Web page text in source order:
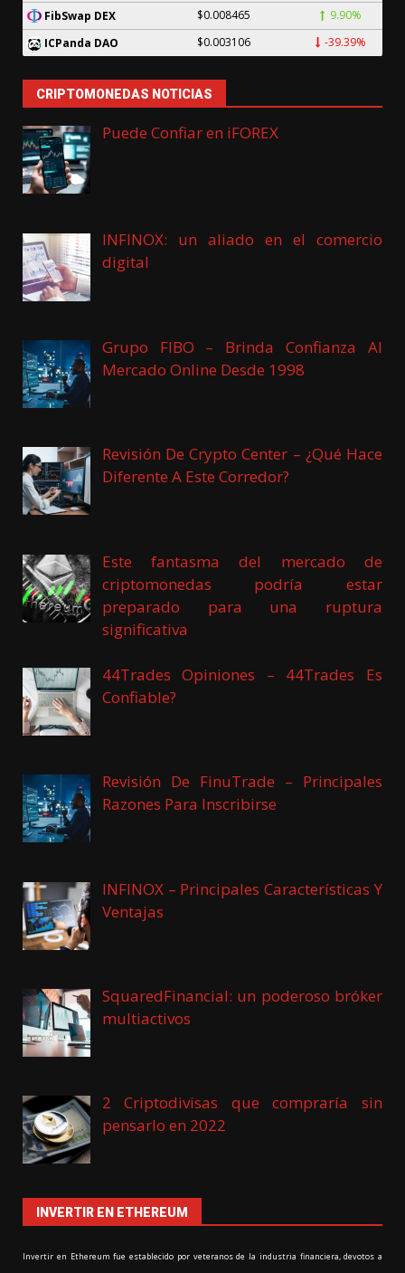
FibSwap DEX $0.008465
9.90%
ICPanda DAO
$0.003106 -39.39%
CRIPTOMONEDAS NOTICIAS
Puede Confiar en iFOREX
INFINOX: un aliado en el comercio
digital
Grupo FIBO – Brinda Confianza Al
Mercado Online Desde 1998
Revisión De Crypto Center – ¿Qué Hace
Diferente A Este Corredor?
Este fantasma del mercado de
criptomonedas podría estar
preparado para una ruptura
significativa
44Trades Opiniones – 44Trades Es
Confiable?
Revisión De FinuTrade – Principales
Razones Para Inscribirse
INFINOX – Principales Características Y
Ventajas
SquaredFinancial: un poderoso bróker
multiactivos
2 Criptodivisas que compraría sin
pensarlo en 2022
INVERTIR EN ETHEREUM
Invertir en Ethereum fue establecido por veteranos de la industria financiera, devotos a